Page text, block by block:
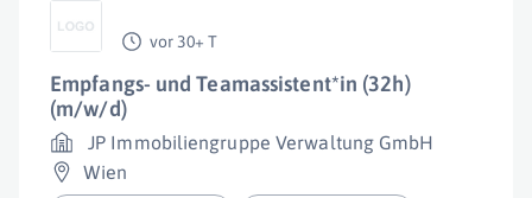
vor 30+ T
Empfangs- und Teamassistent*in (32h)
(m/w/d)
JP Immobiliengruppe Verwaltung GmbH
Wien